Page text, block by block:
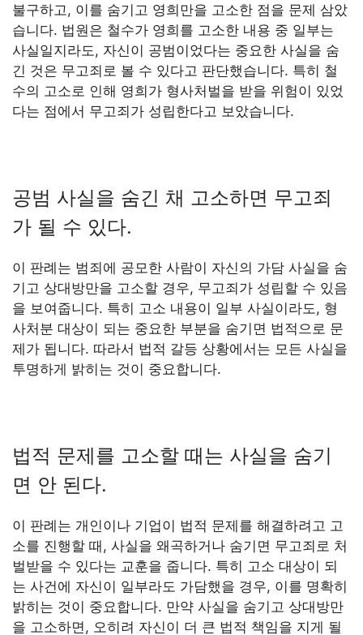
불구하고, 이를 숨기고 영희만을 고소한 점을 문제 삼았
습니다. 법원은 철수가 영희를 고소한 내용 중 일부는
사실일지라도, 자신이 공범이었다는 중요한 사실을 숨
긴 것은 무고죄로 볼 수 있다고 판단했습니다. 특히 철
수의 고소로 인해 영희가 형사처벌을 받을 위험이 있었
다는 점에서 무고죄가 성립한다고 보았습니다.
공범 사실을 숨긴 채 고소하면 무고죄
가 될 수 있다.
이 판례는 범죄에 공모한 사람이 자신의 가담 사실을 숨
기고 상대방만을 고소할 경우, 무고죄가 성립할 수 있음
을 보여줍니다. 특히 고소 내용이 일부 사실이라도, 형
사처분 대상이 되는 중요한 부분을 숨기면 법적으로 문
제가 됩니다. 따라서 법적 갈등 상황에서는 모든 사실을
투명하게 밝히는 것이 중요합니다.
법적 문제를 고소할 때는 사실을 숨기
면 안 된다.
이 판례는 개인이나 기업이 법적 문제를 해결하려고 고
소를 진행할 때, 사실을 왜곡하거나 숨기면 무고죄로 처
벌받을 수 있다는 교훈을 줍니다. 특히 고소 대상이 되
는 사건에 자신이 일부라도 가담했을 경우, 이를 명확히
밝히는 것이 중요합니다. 만약 사실을 숨기고 상대방만
을 고소하면, 오히려 자신이 더 큰 법적 책임을 지게 될